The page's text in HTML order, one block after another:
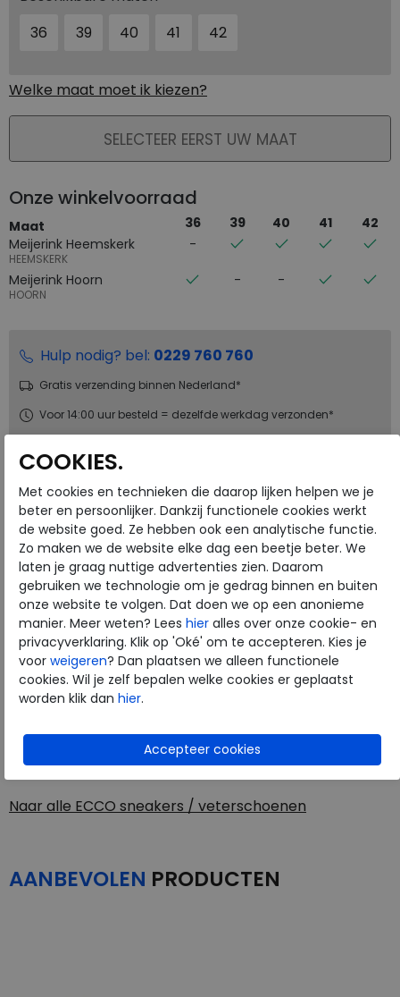
ECCO
Toon alles vanECCO
Naar allesneakers / veterschoenen
Naar alle ECCO sneakers / veterschoenen
36
39 40 41 42
Welke maat moet ik kiezen?
PLAATS IN WINKELMAND
SELECTEER EERST UW MAAT
Onze winkelvoorraad
Maat 36 39 40 41
42
Meijerink Heemskerk
HEEMSKERK
Meijerink Hoorn
HOORN
Hulp nodig? bel: 0229 760 760
Gratis verzending binnen Nederland*
Voor 14:00 uur besteld = dezelfde werkdag verzonden*
Merk
ECCO
Fabrikantcode
23580361598
Bestelcode
230.20.000030
Kleur
Limestone
Materiaal
Leer
Uitneembaar voetbed
nee
AANBEVOLEN PRODUCTEN
COOKIES.
Met cookies en technieken die daarop lijken helpen we je
beter en persoonlijker. Dankzij functionele cookies werkt
de website goed. Ze hebben ook een analytische functie.
Zo maken we de website elke dag een beetje beter. We
laten je graag nuttige advertenties zien. Daarom
gebruiken we technologie om je gedrag binnen en buiten
onze website te volgen. Dat doen we op een anonieme
manier. Meer weten? Lees hier alles over onze cookie- en
privacyverklaring. Klik op 'Oké' om te accepteren. Kies je
voor weigeren? Dan plaatsen we alleen functionele
cookies. Wil je zelf bepalen welke cookies er geplaatst
worden klik dan hier.